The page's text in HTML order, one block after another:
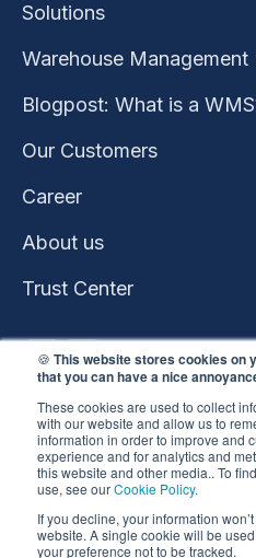
🍪 This website stores cookies on
that you can have a nice
These cookies are used to collect
with our website and allow us to
information in order to improve and
experience and for analytics and
this website and other media.. To
use, see ourCookie Policy.
If you decline, your information
website. A single cookie will be
your preference not to be tracked.
Solutions
Warehouse Management
Blogpost: What is a
Our Customers
Career
About us
Trust Center